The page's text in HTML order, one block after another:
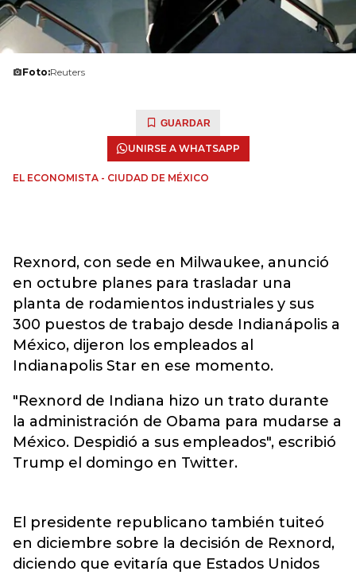
Foto:Reuters
GUARDAR
UNIRSE A WHATSAPP
EL ECONOMISTA - CIUDAD DE MÉXICO
Rexnord, con sede en Milwaukee, anunció
en octubre planes para trasladar una
planta de rodamientos industriales y sus
300 puestos de trabajo desde Indianápolis a
México, dijeron los empleados al
Indianapolis Star en ese momento.
"Rexnord de Indiana hizo un trato durante
la administración de Obama para mudarse a
México. Despidió a sus empleados", escribió
Trump el domingo en Twitter.
El presidente republicano también tuiteó
en diciembre sobre la decisión de Rexnord,
diciendo que evitaría que Estados Unidos